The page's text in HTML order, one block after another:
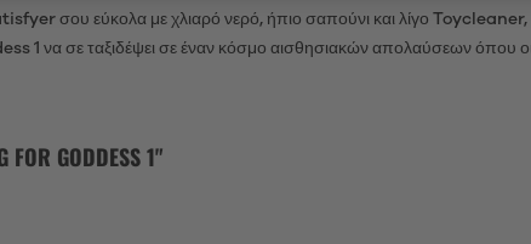
σου εύκολα με χλιαρό νερό, ήπιο σαπούνι και λίγο Toycleaner,
1 να σε ταξιδέψει σε έναν κόσμο αισθησιακών απολαύσεων όπου οι
GODDESS 1"